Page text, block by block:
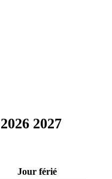
2027
Jour férié